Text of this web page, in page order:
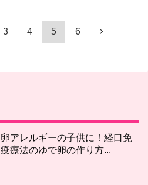
3 4 5 6
卵アレルギーの子供に！経口免
疫療法のゆで卵の作り方...